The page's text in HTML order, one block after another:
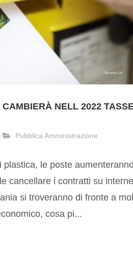
NELL 2022
Pubblica Amministrazione
le poste
cancellare i contratti su
si troveranno di fronte a
cosa pi...